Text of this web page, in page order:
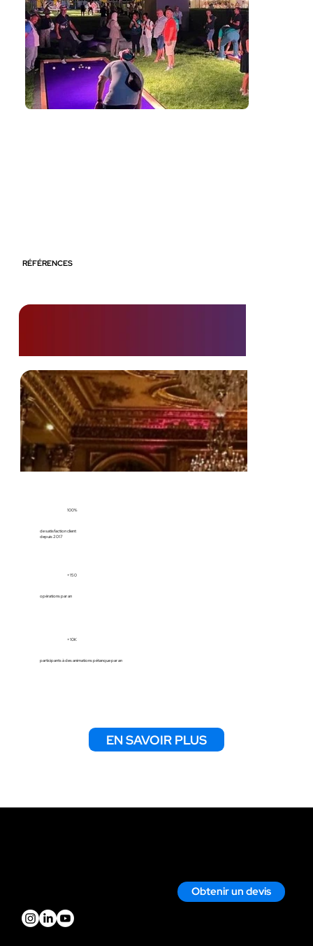
RÉFÉRENCES
100%
de satisfaction client
depuis 2017
+150
opérations par an
+10K
participants à des animations pétanque par an
EN SAVOIR PLUS
Obtenir un devis